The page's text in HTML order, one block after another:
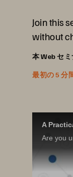
Join this
without
本 Web セ
最初の 5 分
A
Are you